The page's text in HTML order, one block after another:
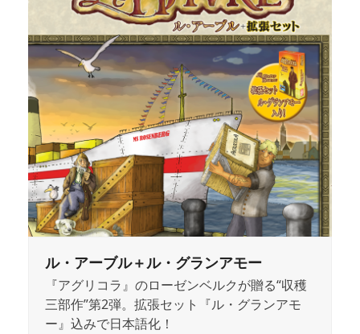
ル・アーブル＋ル・グランアモー
『アグリコラ』のローゼンベルクが贈る“収穫
三部作”第2弾。拡張セット『ル・グランアモ
ー』込みで日本語化！